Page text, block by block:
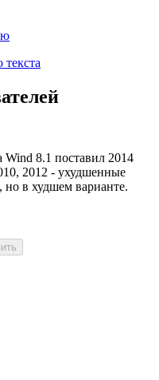
8.1 поставил 2014
2012 - ухудшенные
но в худшем варианте.